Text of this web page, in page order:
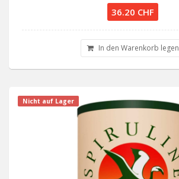
36.20 CHF
In den Warenkorb legen
Nicht auf Lager